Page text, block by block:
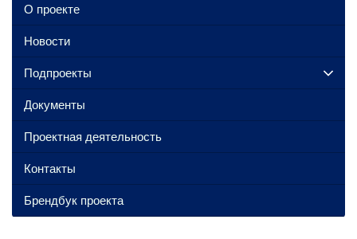
О проекте
Новости
Подпроекты
Документы
Проектная деятельность
Контакты
Брендбук проекта